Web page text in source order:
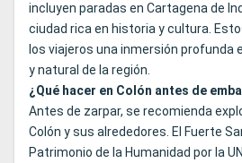
incluyen paradas en Cartagena de
ciudad rica en historia y cultura.
los viajeros una inmersión profunda
y natural de la región.
¿Qué hacer en Colón antes de
Antes de zarpar, se recomienda
Colón y sus alrededores. El Fuerte
Patrimonio de la Humanidad por la